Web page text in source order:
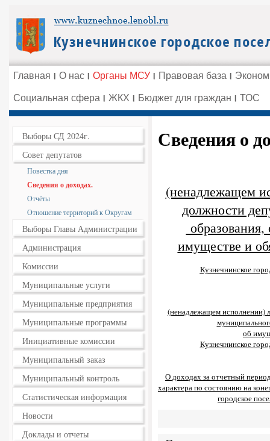
Главная О нас Органы МСУ Правовая база
Социальная сфера ЖКХ Бюджет для граждан ТОС
Выборы СД 2024г.
Совет депутатов
Повестка дня
Сведения о доходах.
Отчёты
Отношение территорий к Округам
Выборы Главы Администрации
Администрация
Комиссии
Муниципальные услуги
Муниципальные предприятия
Муниципальные программы
Инициативные комиссии
Муниципальный заказ
Муниципальный контроль
Статистическая информация
Новости
Доклады и отчеты
Сведения о
(ненадлежащем
должности
образования,
имуществе и
Кузнечнинское
(ненадлежащем исполнении)
об
Кузнечнинское
О доходах за отчетный
характера по состоянию на
городское